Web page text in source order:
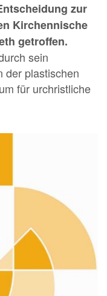
zur
Kirchennische
getroffen.
sein
der plastischen
für urchristliche